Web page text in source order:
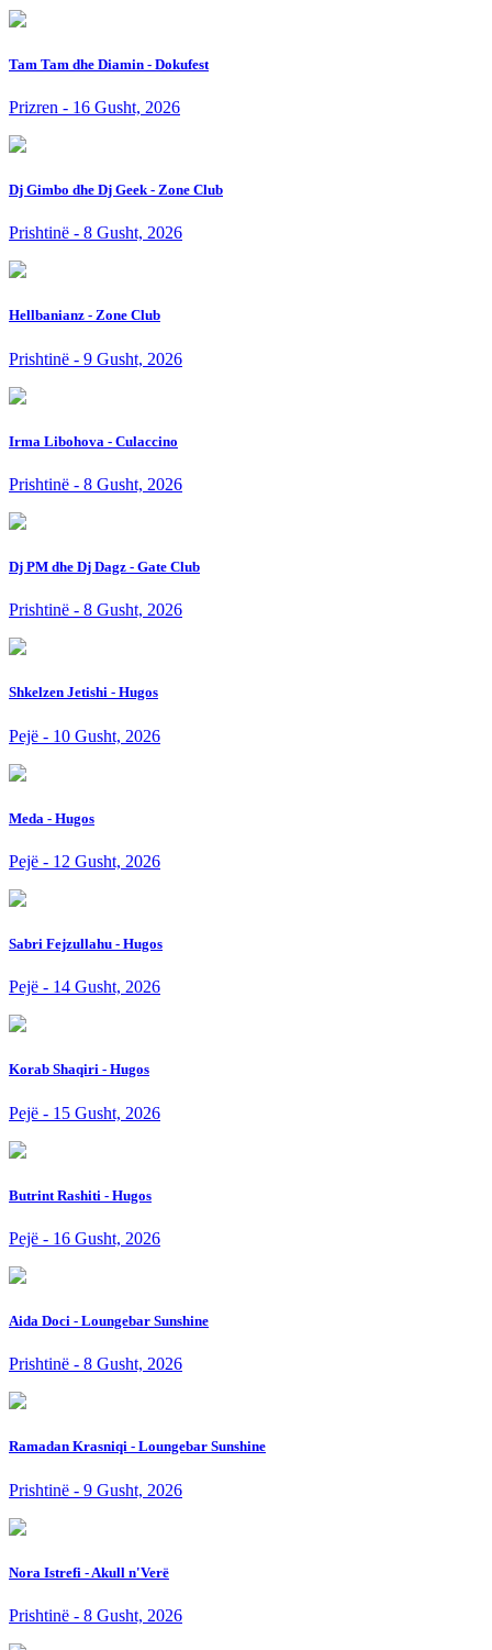
Tam Tam dhe Diamin - Dokufest
Prizren - 16 Gusht, 2026
Dj Gimbo dhe Dj Geek - Zone Club
Prishtinë - 8 Gusht, 2026
Hellbanianz - Zone Club
Prishtinë - 9 Gusht, 2026
Irma Libohova - Culaccino
Prishtinë - 8 Gusht, 2026
Dj PM dhe Dj Dagz - Gate Club
Prishtinë - 8 Gusht, 2026
Shkelzen Jetishi - Hugos
Pejë - 10 Gusht, 2026
Meda - Hugos
Pejë - 12 Gusht, 2026
Sabri Fejzullahu - Hugos
Pejë - 14 Gusht, 2026
Korab Shaqiri - Hugos
Pejë - 15 Gusht, 2026
Butrint Rashiti - Hugos
Pejë - 16 Gusht, 2026
Aida Doci - Loungebar Sunshine
Prishtinë - 8 Gusht, 2026
Ramadan Krasniqi - Loungebar Sunshine
Prishtinë - 9 Gusht, 2026
Nora Istrefi - Akull n'Verë
Prishtinë - 8 Gusht, 2026